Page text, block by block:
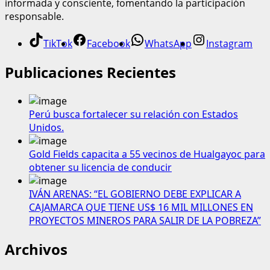
informada y consciente, fomentando la participación
responsable.
TikTok Facebook WhatsApp Instagram
Publicaciones Recientes
Perú busca fortalecer su relación con Estados
Unidos.
Gold Fields capacita a 55 vecinos de Hualgayoc para
obtener su licencia de conducir
IVÁN ARENAS: “EL GOBIERNO DEBE EXPLICAR A
CAJAMARCA QUE TIENE US$ 16 MIL MILLONES EN
PROYECTOS MINEROS PARA SALIR DE LA POBREZA”
Archivos